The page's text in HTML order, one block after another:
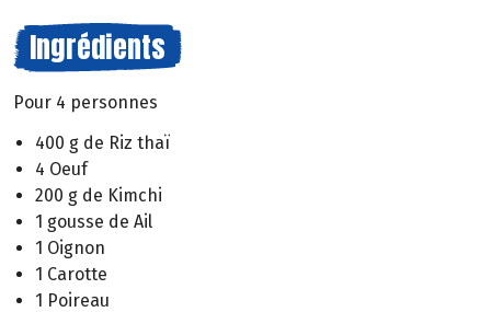
Ingrédients
Pour 4 personnes
400 g de Riz thaï
4 Oeuf
200 g de Kimchi
1 gousse de Ail
1 Oignon
1 Carotte
1 Poireau